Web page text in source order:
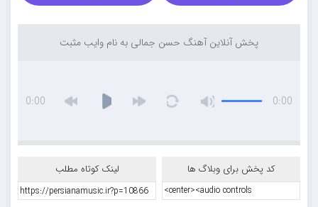
پخش آنلاین آهنگ حسن جمالی به نام وایب مثبت
0:00
0:00
کد پخش برای وبلاگ ها لینک کوتاه مطلب